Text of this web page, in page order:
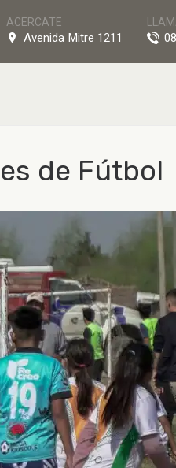
ACERCATE
Avenida Mitre 1211
de Fútbol